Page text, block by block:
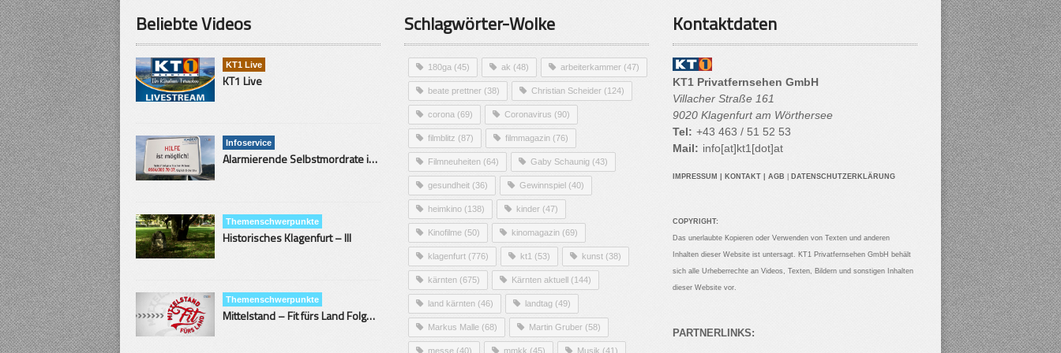
Beliebte Videos
KT1 Live
KT1 Live
Infoservice
Alarmierende Selbstmordrate in Kärnten
Themenschwerpunkte
Historisches Klagenfurt – III
Themenschwerpunkte
Mittelstand – Fit fürs Land Folge 9- Konditor
Schlagwörter-Wolke
180ga (45) ak (48) arbeiterkammer (47)
beate prettner (38) Christian Scheider (124)
corona (69) Coronavirus (90)
filmblitz (87) filmmagazin (76)
Filmneuheiten (64) Gaby Schaunig (43)
gesundheit (36) Gewinnspiel (40)
heimkino (138) kinder (47)
Kinofilme (50) kinomagazin (69)
klagenfurt (776) kt1 (53) kunst (38)
kärnten (675) Kärnten aktuell (144)
land kärnten (46) landtag (49)
Markus Malle (68) Martin Gruber (58)
messe (40) mmkk (45) Musik (41)
Kontaktdaten
KT1 Privatfernsehen GmbH
Villacher Straße 161
9020 Klagenfurt am Wörthersee
Tel: +43 463 / 51 52 53
Mail: info[at]kt1[dot]at
IMPRESSUM KONTAKT AGB DATENSCHUTZERKLÄRUNG
COPYRIGHT:
Das unerlaubte Kopieren oder Verwenden von Texten und anderen
Inhalten dieser Website ist untersagt. KT1 Privatfernsehen GmbH behält
sich alle Urheberrechte an Videos, Texten, Bildern und sonstigen Inhalten
dieser Website vor.
PARTNERLINKS: